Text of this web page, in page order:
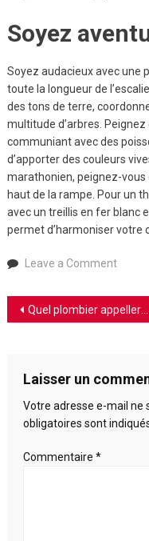
Soyez
Soyez audacieux avec une
toute la longueur de
des tons de terre,
multitude d’arbres.
communiant avec des
d’apporter des couleurs
marathonien, peignez-vous
haut de la rampe. Pour un
avec un treillis en fer blanc
permet d’harmoniser votre
Leave a Commenton
un
des
Navigation
l’article
Quel plombier appeller à Lausanne ?
Laisser un
Votre adresse e-mail ne
obligatoires sont
Commentaire *